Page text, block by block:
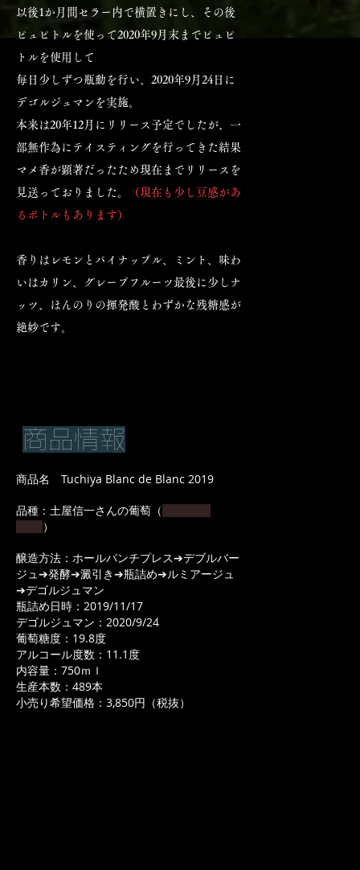
以後1か月間セラー内で横置きにし、その後
ピュピトルを使って2020年9月末までピュピ
トルを使用して
毎日少しずつ瓶動を行い、2020年9月24日に
デゴルジュマンを実施。
本来は20年12月にリリース予定でしたが、一
部無作為にテイスティングを行ってきた結果
マメ香が顕著だったため現在までリリースを
見送っておりました。
（現在も少し豆感があ
るボトルもあります）
香りはレモンとパイナップル、ミント、味わ
いはカリン、グレープフルーツ最後に少しナ
ッツ、ほんのりの揮発酸とわずかな残糖感が
絶妙です。
商品情報
商品名 Tuchiya Blanc de Blanc 2019
品種：土屋信一さんの葡萄（
）
醸造方法：ホールパンチプレス➔デブルバー
ジュ➔発酵➔澱引き➔瓶詰め➔ルミアージュ
➔デゴルジュマン
瓶詰め日時：2019/11/17
デゴルジュマン：2020/9/24
葡萄糖度：19.8度
アルコール度数：11.1度
内容量：750ｍｌ
生産本数：489本
小売り希望価格：3,850円（税抜）